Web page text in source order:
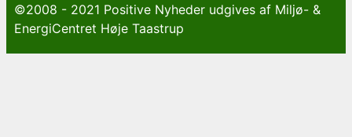
©2008 - 2021 Positive Nyheder udgives af Miljø- &
EnergiCentret Høje Taastrup